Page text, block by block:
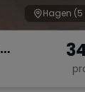
Hagen (5